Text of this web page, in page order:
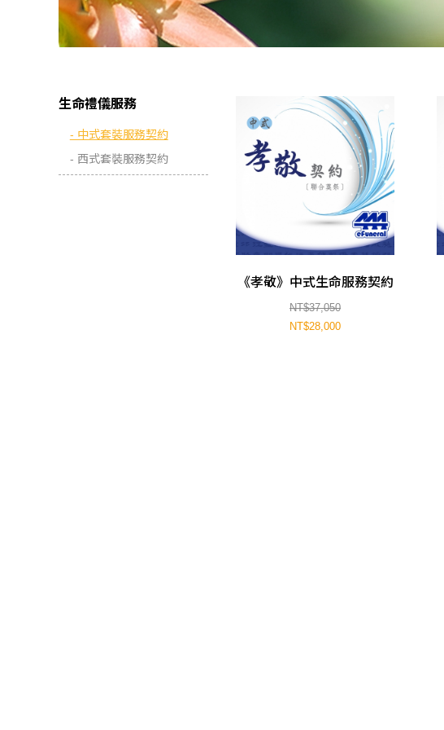
生命禮儀服務
- 中式套裝服務契約
- 西式套裝服務契約
《孝敬》中式生命服務契約
NT$37,050
NT$28,000